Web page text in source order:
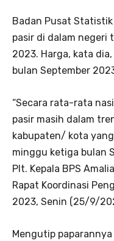
Badan Pusat
pasir di dalam negeri
2023. Harga, kata
bulan September
“Secara rata-rata
pasir masih dalam
kabupaten/ kota
minggu ketiga bulan
Plt. Kepala BPS
Rapat Koordinasi
2023, Senin (25/9/
Mengutip